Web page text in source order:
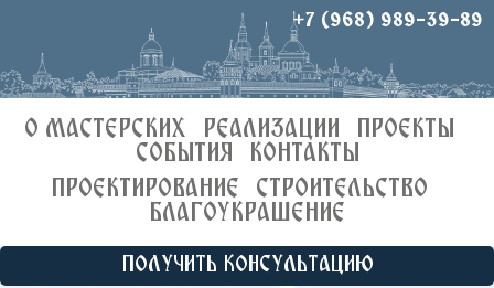
+7 (968) 989-39-89
О МАСТЕРСКИХ РЕАЛИЗАЦИИ
ПРОЕКТЫ
СОБЫТИЯ
КОНТАКТЫ
ПРОЕКТИРОВАНИЕ
СТРОИТЕЛЬСТВО
БЛАГОУКРАШЕНИЕ
ПОЛУЧИТЬ КОНСУЛЬТАЦИЮ